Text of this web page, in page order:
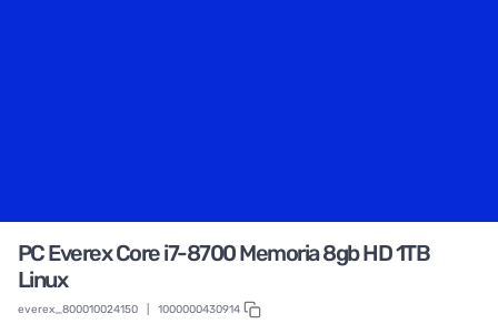
PC Everex Core i7-8700 Memoria 8gb HD 1TB
Linux
everex_800010024150 1000000430914